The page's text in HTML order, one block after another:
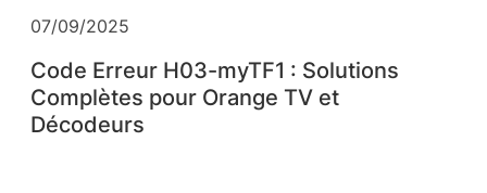
07/09/2025
Code Erreur H03-myTF1 : Solutions
Complètes pour Orange TV et
Décodeurs